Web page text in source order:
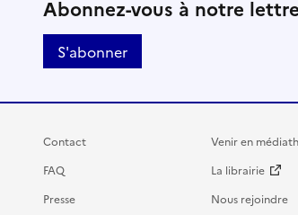
Abonnez-vous à notre
S'abonner
Contact
FAQ
Presse
Venir en
La librairie
Nous rejoindre